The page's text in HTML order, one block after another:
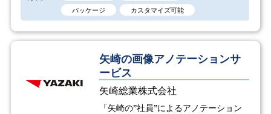
パッケージ
カスタマイズ可能
矢崎の画像アノテーションサ
ービス
矢崎総業株式会社
「矢崎の”社員”によるアノテーション